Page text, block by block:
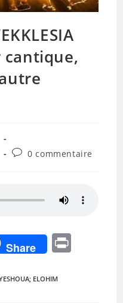
cantique,
Commentaires
0 commentaire
Share
ELOHIM